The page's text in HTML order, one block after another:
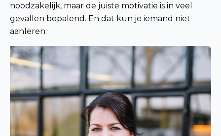
noodzakelijk, maar de juiste motivatie is in veel
gevallen bepalend. En dat kun je iemand niet
aanleren.